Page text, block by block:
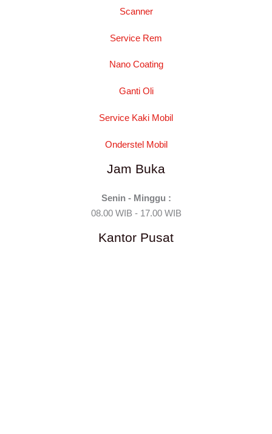
Scanner
Service Rem
Nano Coating
Ganti Oli
Service Kaki Mobil
Onderstel Mobil
Jam Buka
Senin - Minggu :
08.00 WIB - 17.00 WIB
Kantor Pusat